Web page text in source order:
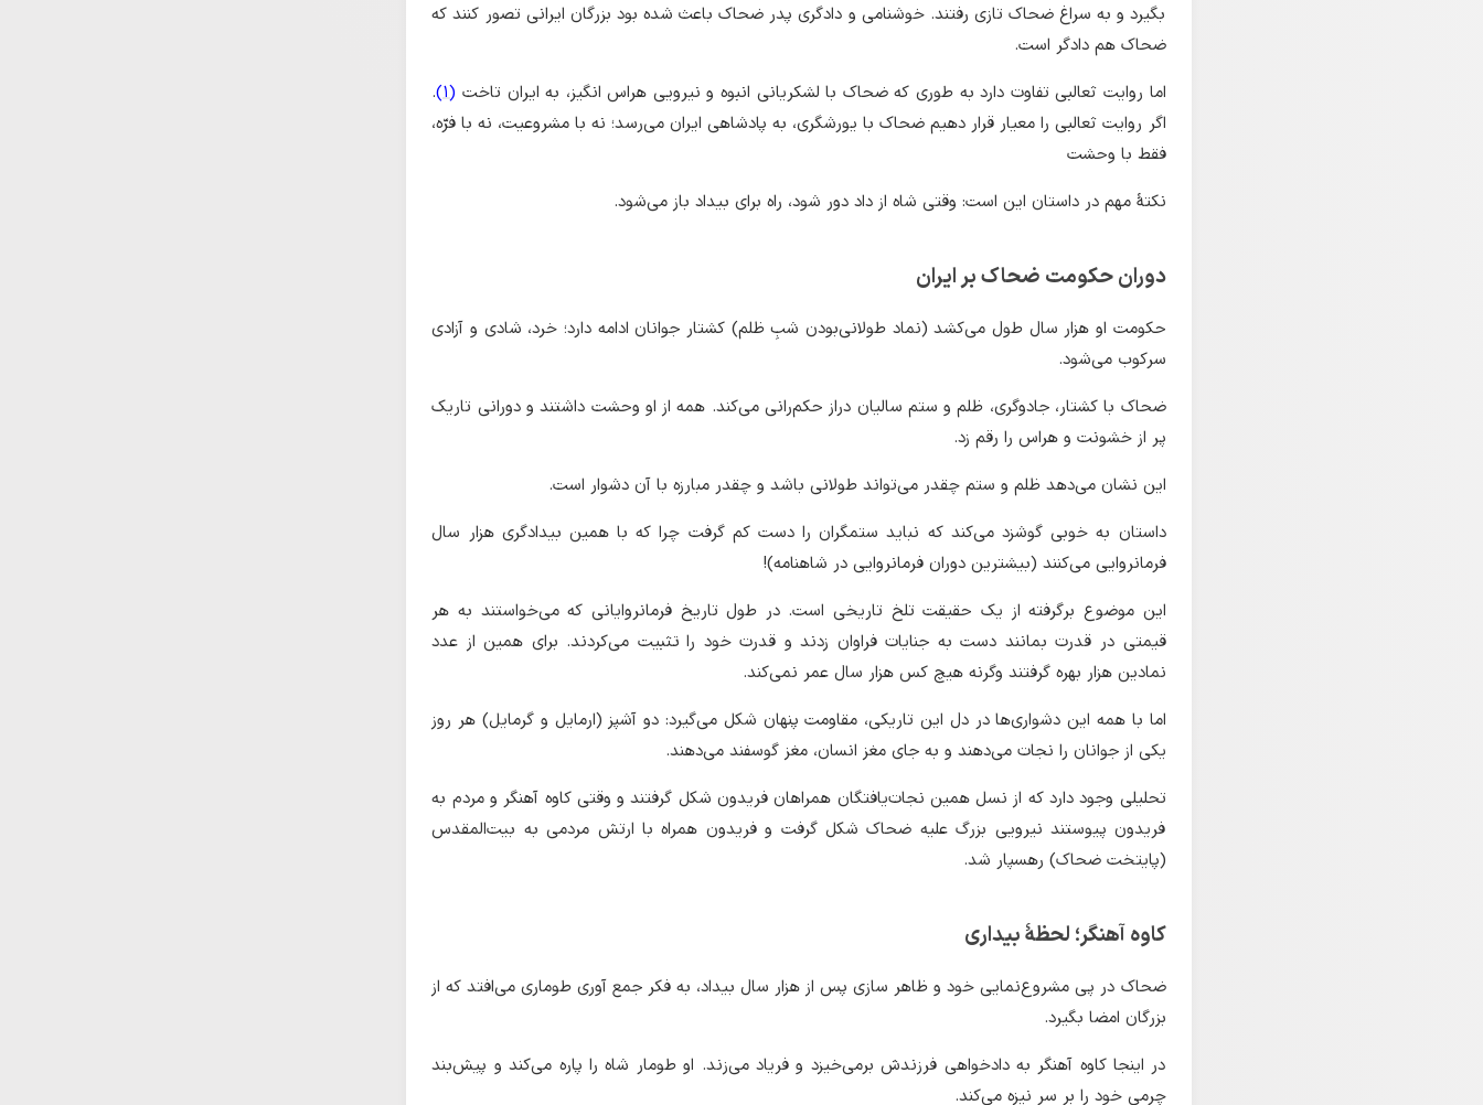
بگیرد و به سراغ ضحاک تازی رفتند. خوشنامی و دادگری پدر ضحاک باعث شده بود بزرگان ایرانی تصور کنند که
ضحاک هم دادگر است.
اما روایت ثعالبی تفاوت دارد به طوری که ضحاک با لشکریانی انبوه و نیرویی هراس انگیز، به ایران تاخت (1)
.
اگر روایت ثعالبی را معیار قرار دهیم ضحاک با یورشگری، به پادشاهی ایران می‌رسد؛ نه با مشروعیت، نه با فرّه،
فقط با وحشت
نکتهٔ مهم در داستان این است: وقتی شاه از داد دور شود، راه برای بیداد باز می‌شود.
دوران حکومت ضحاک بر ایران
حکومت او هزار سال طول می‌کشد (نماد طولانی‌بودن شبِ ظلم) کشتار جوانان ادامه دارد؛ خرد، شادی و آزادی
سرکوب می‌شود.
ضحاک با کشتار، جادوگری، ظلم و ستم سالیان دراز حکم‌رانی می‌کند. همه از او وحشت داشتند و دورانی تاریک
پر از خشونت و هراس را رقم زد.
این نشان می‌دهد ظلم و ستم چقدر می‌تواند طولانی باشد و چقدر مبارزه با آن دشوار است.
داستان به خوبی گوشزد می‌کند که نباید ستمگران را دست کم گرفت چرا که با همین بیدادگری هزار سال
فرمانروایی می‌کنند (بیشترین دوران فرمانروایی در شاهنامه)!
این موضوع برگرفته از یک حقیقت تلخ تاریخی است. در طول تاریخ فرمانروایانی که می‌خواستند به هر
قیمتی در قدرت بمانند دست به جنایات فراوان زدند و قدرت خود را تثبیت می‌کردند. برای همین از عدد
نمادین هزار بهره گرفتند وگرنه هیچ کس هزار سال عمر نمی‌کند.
اما با همه این دشواری‌ها در دل این تاریکی، مقاومت پنهان شکل می‌گیرد: دو آشپز (ارمایل و گرمایل) هر روز
یکی از جوانان را نجات می‌دهند و به جای مغز انسان، مغز گوسفند می‌دهند.
تحلیلی وجود دارد که از نسل همین نجات‌یافتگان همراهان فریدون شکل گرفتند و وقتی کاوه آهنگر و مردم به
فریدون پیوستند نیرویی بزرگ علیه ضحاک شکل گرفت و فریدون همراه با ارتش مردمی به بیت‌المقدس
(پایتخت ضحاک) رهسپار شد.
کاوه آهنگر؛ لحظهٔ بیداری
ضحاک در پی مشروع‌نمایی خود و ظاهر سازی پس از هزار سال بیداد، به فکر جمع آوری طوماری می‌افتد که از
بزرگان امضا بگیرد.
در اینجا کاوه آهنگر به دادخواهی فرزندش برمی‌خیزد و فریاد می‌زند. او طومار شاه را پاره می‌کند و پیش‌بند
چرمی خود را بر سر نیزه می‌کند.